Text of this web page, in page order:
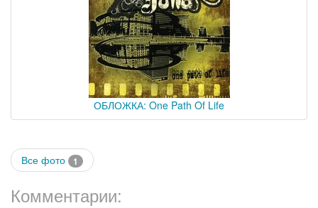
ОБЛОЖКА: One Path Of Life
Все фото 1
Комментарии: